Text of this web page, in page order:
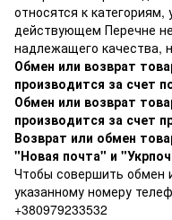
относятся к категориям,
действующем Перечне
надлежащего качества,
Обмен или возврат
производится за счет
Обмен или возврат
производится за счет
Возврат или обмен
"Новая почта" и
Чтобы совершить обмен
указанному номеру
+380979233532